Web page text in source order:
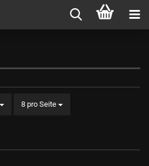
8 pro Seite
pro Seite